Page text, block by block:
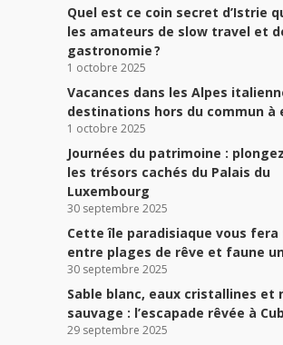
Quel est ce coin secret d’Istrie
les amateurs de slow travel et
gastronomie ?
1 octobre 2025
Vacances dans les Alpes
destinations hors du commun à
1 octobre 2025
Journées du patrimoine :
les trésors cachés du Palais du
Luxembourg
30 septembre 2025
Cette île paradisiaque vous fera
entre plages de rêve et faune
30 septembre 2025
Sable blanc, eaux cristallines et
sauvage : l’escapade rêvée à
29 septembre 2025